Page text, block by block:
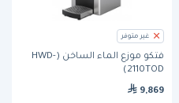
غير متوفر
فتكو موزع الماء الساخن (HWD-
2110TOD)
9,869